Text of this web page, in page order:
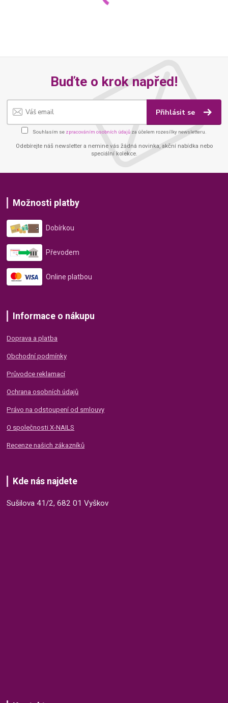
Buďte o krok napřed!
Přihlásit se
Souhlasím se zpracováním osobních údajů za účelem rozesílky newsletteru.
Odebírejte náš newsletter a nemine vás žádná novinka, akční nabídka nebo
speciální kolekce.
Možnosti platby
Dobírkou
Převodem
Online platbou
Informace o nákupu
Doprava a platba
Obchodní podmínky
Průvodce reklamací
Ochrana osobních údajů
Právo na odstoupení od smlouvy
O společnosti X-NAILS
Recenze našich zákazníků
Kde nás najdete
Sušilova 41/2, 682 01 Vyškov